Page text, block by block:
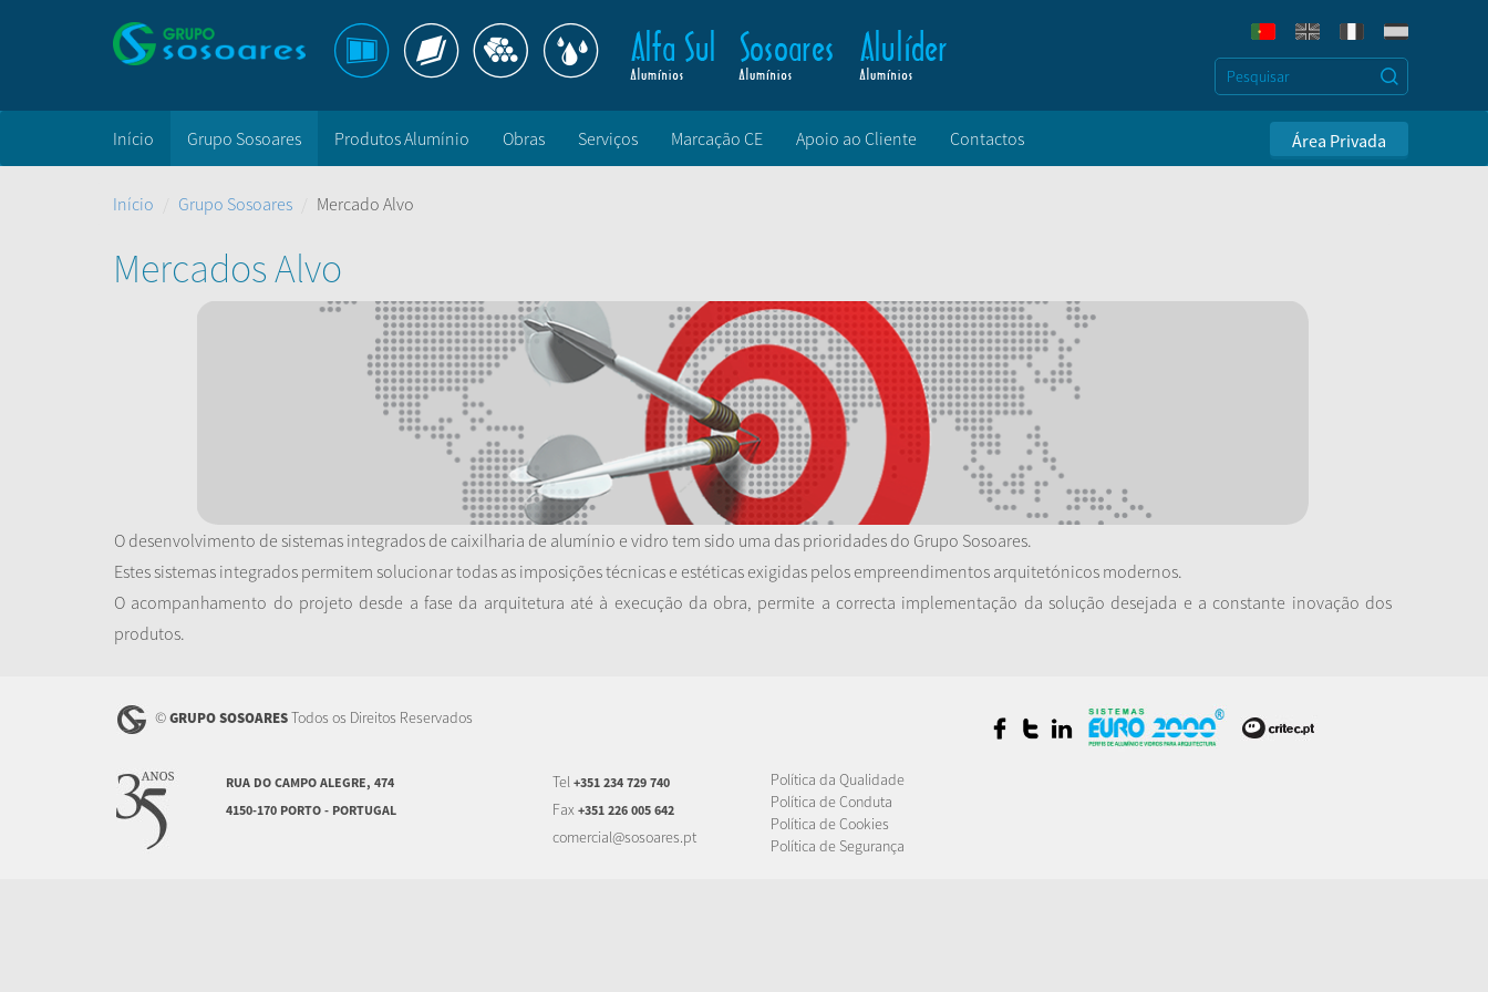
Área Privada
Início Grupo Sosoares Produtos Alumínio Obras Serviços Marcação CE Apoio ao Cliente Contactos
Início Grupo Sosoares Mercado Alvo
Mercados Alvo
O desenvolvimento de sistemas integrados de caixilharia de alumínio e vidro tem sido uma das prioridades do Grupo Sosoares.
Estes sistemas integrados permitem solucionar todas as imposições técnicas e estéticas exigidas pelos empreendimentos arquitetónicos modernos.
O acompanhamento do projeto desde a fase da arquitetura até à execução da obra, permite a correcta implementação da solução desejada e a constante inovação dos
produtos.
©GRUPO SOSOARESTodos os Direitos Reservados
RUA DO CAMPO ALEGRE, 474
4150-170 PORTO - PORTUGAL
Tel +351 234 729 740
Fax +351 226 005 642
comercial@sosoares.pt
Política da Qualidade
Política de Conduta
Política de Cookies
Política de Segurança